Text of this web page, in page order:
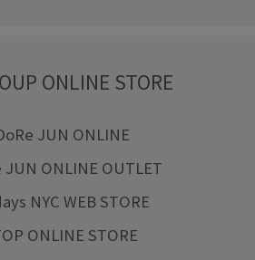
ONLINE STORE
JUN ONLINE
JUN ONLINE OUTLET
NYC WEB STORE
ONLINE STORE